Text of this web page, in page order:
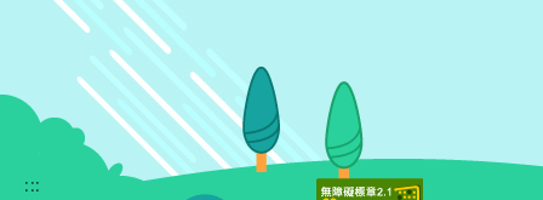
:::